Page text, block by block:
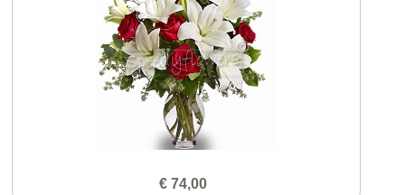
€ 74,00